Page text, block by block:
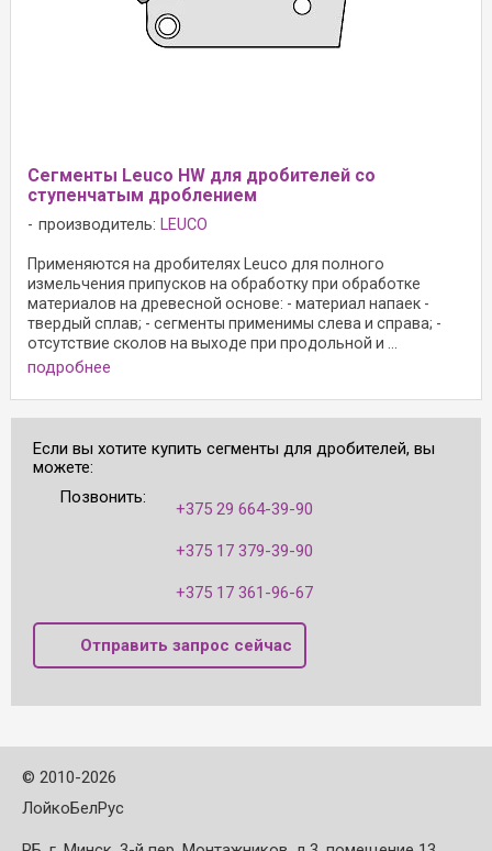
Сегменты Leuco HW для дробителей со
ступенчатым дроблением
производитель: LEUCO
Применяются на дробителях Leuco для полного
измельчения припусков на обработку при обработке
материалов на древесной основе: - материал напаек -
твердый сплав; - сегменты применимы слева и справа; -
отсутствие сколов на выходе при продольной и ...
подробнее
Если вы хотите купить сегменты для дробителей, вы
можете:
Позвонить:
+375 29 664-39-90
+375 17 379-39-90
+375 17 361-96-67
Отправить запрос сейчас
© 2010-2026
ЛойкоБелРус